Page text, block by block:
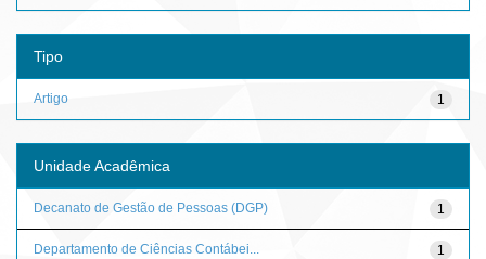
Tipo
1
Artigo
Unidade Acadêmica
1
Decanato de Gestão de Pessoas (DGP)
1
Departamento de Ciências Contábei...